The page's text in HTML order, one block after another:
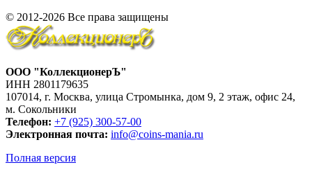
© 2012-2026 Все права защищены
ООО "КоллекционерЪ"
ИНН 2801179635
107014, г. Москва, улица Стромынка, дом 9, 2 этаж, офис 24,
м. Сокольники
Телефон: +7 (925) 300-57-00
Электронная почта: info@coins-mania.ru
Полная версия